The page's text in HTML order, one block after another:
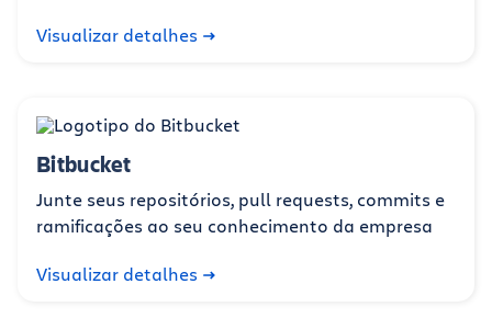
Visualizar detalhes
Bitbucket
Junte seus repositórios, pull requests, commits e
ramificações ao seu conhecimento da empresa
Visualizar detalhes